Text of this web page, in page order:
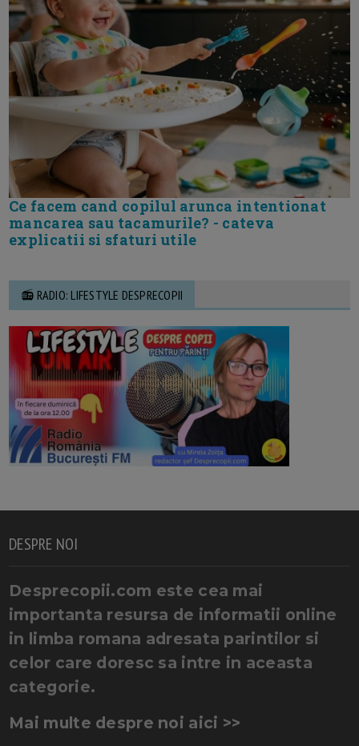
Ce facem cand copilul arunca intentionat
mancarea sau tacamurile? - cateva
explicatii si sfaturi utile
📻 RADIO: LIFESTYLE DESPRECOPII
DESPRE NOI
Desprecopii.com este cea mai
importanta resursa de informatii online
in limba romana adresata parintilor si
celor care doresc sa intre in aceasta
categorie.
Mai multe despre noi aici >>